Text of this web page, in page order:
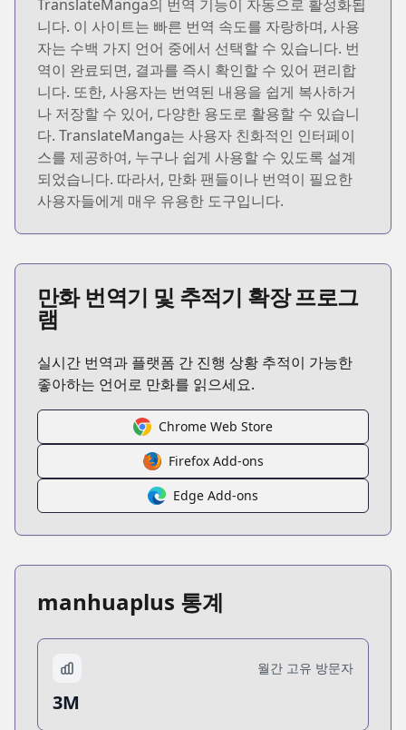
TranslateManga의 번역 기능이 자동으로 활성화됩
니다. 이 사이트는 빠른 번역 속도를 자랑하며, 사용
자는 수백 가지 언어 중에서 선택할 수 있습니다. 번
역이 완료되면, 결과를 즉시 확인할 수 있어 편리합
니다. 또한, 사용자는 번역된 내용을 쉽게 복사하거
나 저장할 수 있어, 다양한 용도로 활용할 수 있습니
다. TranslateManga는 사용자 친화적인 인터페이
스를 제공하여, 누구나 쉽게 사용할 수 있도록 설계
되었습니다. 따라서, 만화 팬들이나 번역이 필요한
사용자들에게 매우 유용한 도구입니다.
만화 번역기 및 추적기 확장 프로그
램
실시간 번역과 플랫폼 간 진행 상황 추적이 가능한
좋아하는 언어로 만화를 읽으세요.
Chrome Web Store
Firefox Add-ons
Edge Add-ons
manhuaplus 통계
월간 고유 방문자
3M